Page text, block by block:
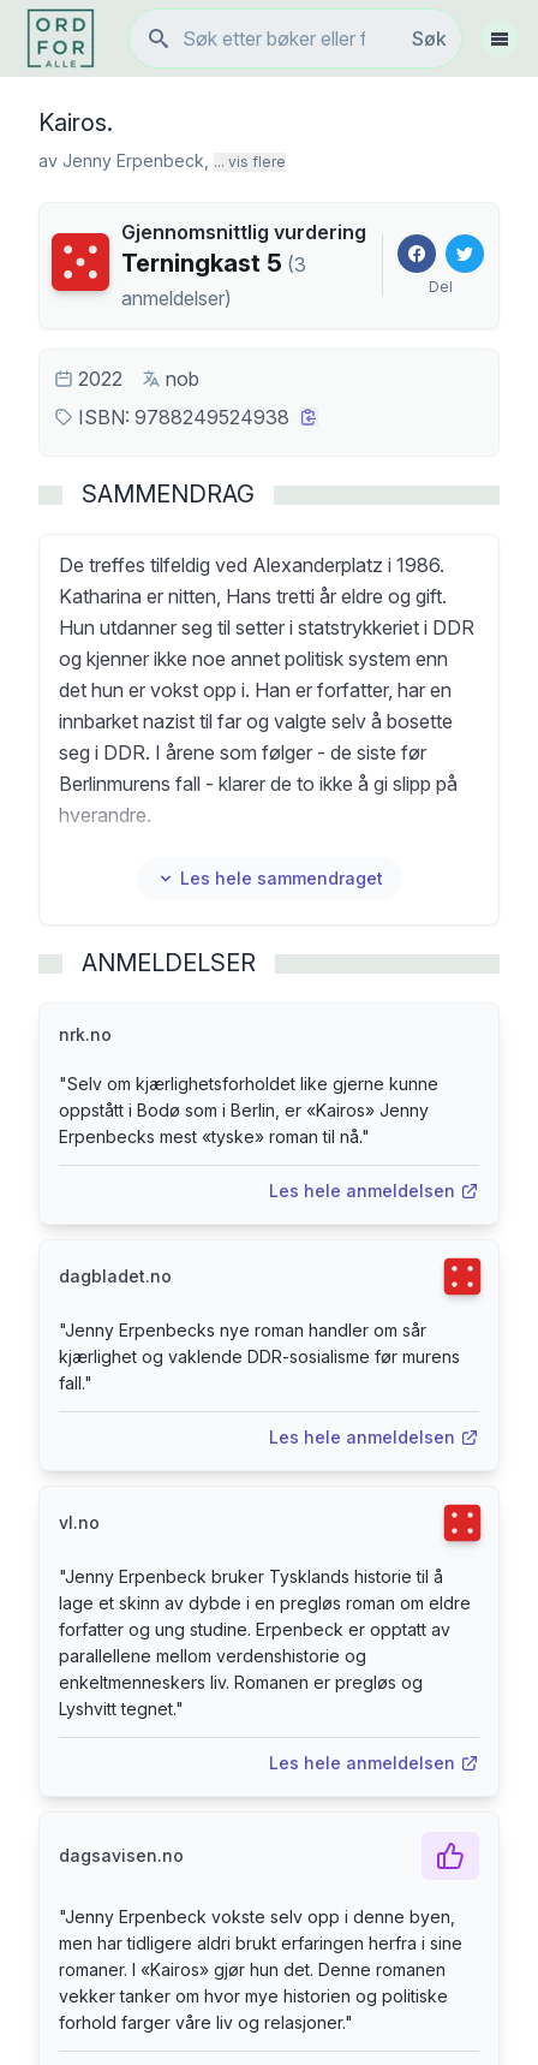
Søk
Søk
Vis
Kairos.
av Jenny Erpenbeck ... vis flere
Terningkast
Gjennomsnittlig vurdering
Terningkast 5 (3
anmeldelser) Del
2022
nob
ISBN: 9788249524938
SAMMENDRAG
De treffes tilfeldig ved Alexanderplatz i 1986.
Katharina er nitten, Hans tretti år eldre og gift.
Hun utdanner seg til setter i statstrykkeriet i DDR
og kjenner ikke noe annet politisk system enn
det hun er vokst opp i. Han er forfatter, har en
innbarket nazist til far og valgte selv å bosette
seg i DDR. I årene som følger - de siste før
Berlinmurens fall - klarer de to ikke å gi slipp på
hverandre.
største nålevende forfattere. Stortenkende og
besettende kjærlighet og et regime i oppløsning -
Les hele sammendraget
ANMELDELSER
nrk.no
"Selv om kjærlighetsforholdet like gjerne kunne
oppstått i Bodø som i Berlin, er «Kairos» Jenny
Erpenbecks mest «tyske» roman til nå."
Les hele anmeldelsen
dagbladet.no
"Jenny Erpenbecks nye roman handler om sår
kjærlighet og vaklende DDR-sosialisme før murens
fall."
Les hele anmeldelsen
vl.no
"Jenny Erpenbeck bruker Tysklands historie til å
lage et skinn av dybde i en pregløs roman om eldre
forfatter og ung studine. Erpenbeck er opptatt av
parallellene mellom verdenshistorie og
enkeltmenneskers liv. Romanen er pregløs og
Lyshvitt tegnet."
Les hele anmeldelsen
dagsavisen.no
"Jenny Erpenbeck vokste selv opp i denne byen,
men har tidligere aldri brukt erfaringen herfra i sine
romaner. I «Kairos» gjør hun det. Denne romanen
vekker tanker om hvor mye historien og politiske
forhold farger våre liv og relasjoner."